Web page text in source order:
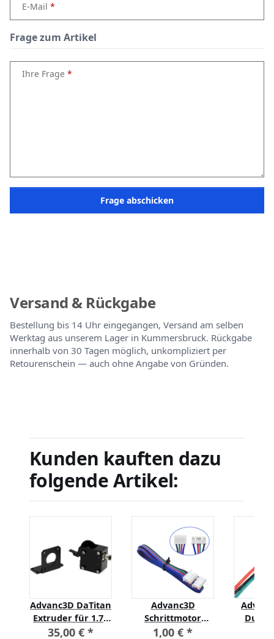
E-Mail
Frage zum Artikel
Ihre Frage
Frage abschicken
Versand & Rückgabe
Bestellung bis 14 Uhr eingegangen, Versand am selben
Werktag aus unserem Lager in Kummersbruck. Rückgabe
innerhalb von 30 Tagen möglich, unkompliziert per
Retourenschein — auch ohne Angabe von Gründen.
Kunden kauften dazu
folgende Artikel:
Advanc3D DaTitan
Extruder für 1.75
mm - DaTitan light
35,00 € *
Advanc3D
Schrittmotor
Motor Stepper
1,00 € *